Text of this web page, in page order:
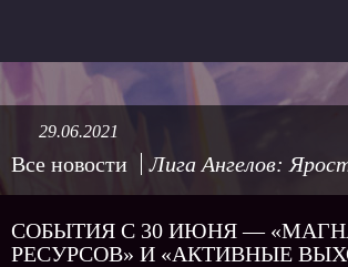
Все новости Лига Ангелов:
29.06.2021
СОБЫТИЯ С 30 ИЮНЯ —
РЕСУРСОВ» И «АКТИВНЫЕ